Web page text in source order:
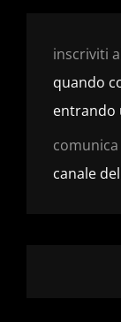
inscriviti
quando
entrando
canale